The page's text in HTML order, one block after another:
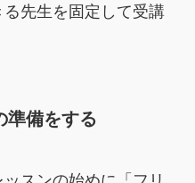
先生を固定して受講
準備をする